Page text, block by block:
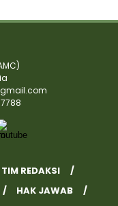
TIM REDAKSI
HAK JAWAB